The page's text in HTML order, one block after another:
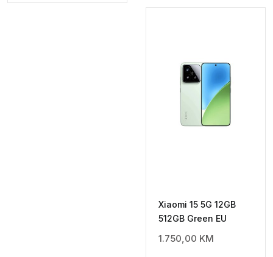
Xiaomi 15 5G 12GB
512GB Green EU
1.750,00 KM